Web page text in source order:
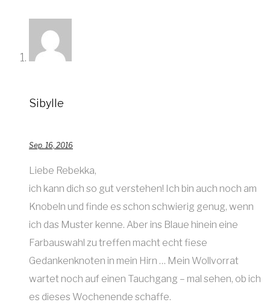
Sibylle
Sep. 16, 2016
Liebe Rebekka,
ich kann dich so gut verstehen! Ich bin auch noch am
Knobeln und finde es schon schwierig genug, wenn
ich das Muster kenne. Aber ins Blaue hinein eine
Farbauswahl zu treffen macht echt fiese
Gedankenknoten in mein Hirn … Mein Wollvorrat
wartet noch auf einen Tauchgang – mal sehen, ob ich
es dieses Wochenende schaffe.